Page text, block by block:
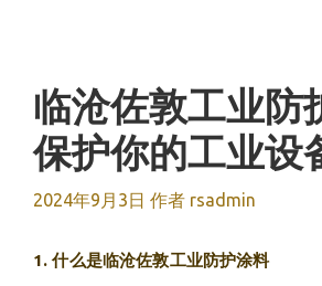
临沧佐敦工业防
保护你的工业设
2024年9月3日 作者 rsadmin
1. 什么是临沧佐敦工业防护涂料